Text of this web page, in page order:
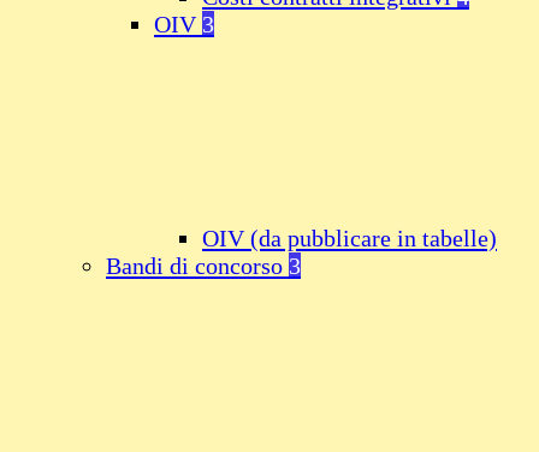
OIV 3
OIV (da pubblicare in tabelle)
Bandi di concorso 3